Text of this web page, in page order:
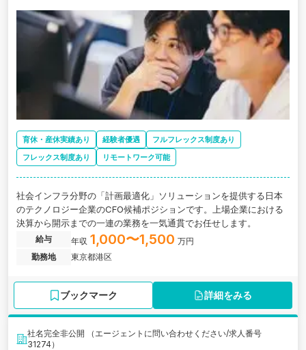
育休・産休実績あり 経験者優遇
フルフレックス制度あり
フレックス制度あり
リモートワーク可能
社会インフラ分野の「計画最適化」ソリューションを提供する日本
のテクノロジー企業のCFO候補ポジションです。上場企業における
決算から開示までの一連の業務を一気通貫でお任せします。
給与 年収 1,000〜1,500 万円
勤務地
東京都港区
ブックマーク 詳細をみる
社名完全非公開 （エージェントに問い合わせください/求人番号
31274）